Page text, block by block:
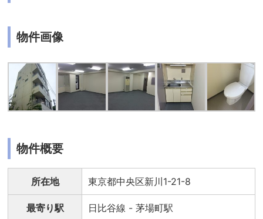
物件画像
物件概要
所在地 東京都中央区新川1-21-8
最寄り駅 日比谷線 - 茅場町駅